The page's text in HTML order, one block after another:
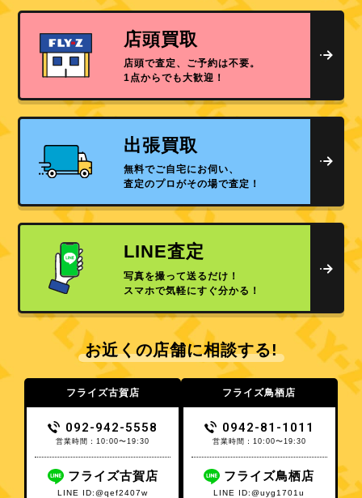
店頭買取
店頭で査定、ご予約は不要。
1点からでも大歓迎！
出張買取
無料でご自宅にお伺い、
査定のプロがその場で査定！
LINE査定
写真を撮って送るだけ！
スマホで気軽にすぐ分かる！
お近くの店舗に相談する!
フライズ古賀店
092-942-5558
営業時間：10:00〜19:30
フライズ古賀店
LINE ID:@qef2407w
フライズ鳥栖店
0942-81-1011
営業時間：10:00〜19:30
フライズ鳥栖店
LINE ID:@uyg1701u